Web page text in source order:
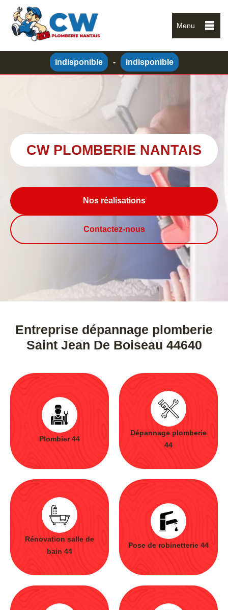
Menu
indisponible - indisponible
CW PLOMBERIE NANTAIS
Nos réalisations
Contactez-nous
Entreprise dépannage plomberie
Saint Jean De Boiseau 44640
Plombier 44
Dépannage plomberie
44
Rénovation salle de
bain 44
Pose de robinetterie 44